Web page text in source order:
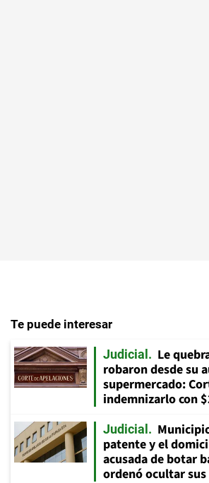
Te puede interesar
Judicial
Le
robaron desde su
supermercado:
indemnizarlo con
Judicial
patente y el
acusada de botar
ordenó ocultar